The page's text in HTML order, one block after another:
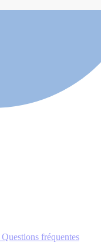
Questions fréquentes